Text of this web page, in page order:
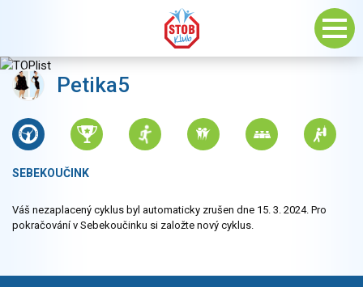
Petika5
SEBEKOUČINK
Váš nezaplacený cyklus byl automaticky zrušen dne 15. 3. 2024. Pro
pokračování v Sebekoučinku si založte nový cyklus.